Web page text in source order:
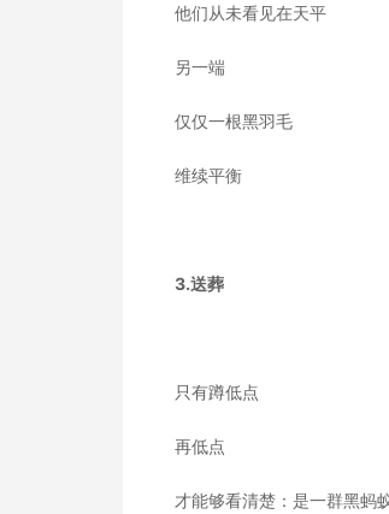
他们从未看见在天平
另一端
仅仅一根黑羽毛
维续平衡
3.送葬
只有蹲低点
再低点
才能够看清楚：是一群黑蚂